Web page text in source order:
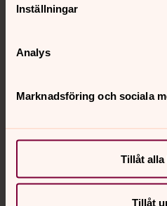
Inställningar
Analys
Marknadsföring och sociala
Tillåt alla
Tillåt
Kalender
Hitta snabbt